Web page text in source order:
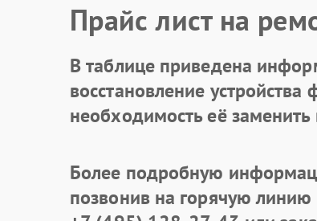
Прайс лист на
В таблице приведена
восстановление устройства
необходимость её
Более подробную
позвонив на горячую линию